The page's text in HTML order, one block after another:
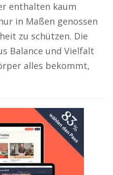
enthalten kaum
in Maßen genossen
zu schützen. Die
Balance und Vielfalt
alles bekommt,